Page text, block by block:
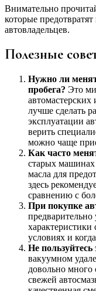
Внимательно
которые
автовладельцев.
Полезные
Нужно ли
пробега? Это
автомастерских
лучше сделать
эксплуатации
верить
можно чаще
Как часто
старых машинах
масла для
здесь
сравнению с
При покупке
характеристики
условиях и
Не пользуйтесь
вакуумном
довольно много
свежей